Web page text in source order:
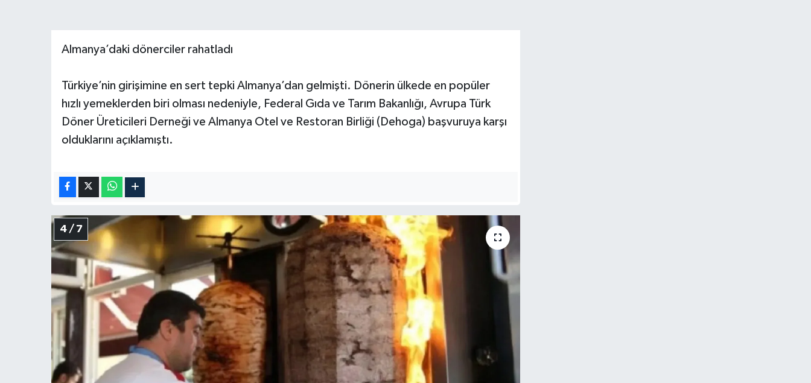
Almanya’daki dönerciler rahatladı
Türkiye’nin girişimine en sert tepki Almanya’dan gelmişti. Dönerin ülkede en popüler
hızlı yemeklerden biri olması nedeniyle, Federal Gıda ve Tarım Bakanlığı, Avrupa Türk
Döner Üreticileri Derneği ve Almanya Otel ve Restoran Birliği (Dehoga) başvuruya karşı
olduklarını açıklamıştı.
4 / 7